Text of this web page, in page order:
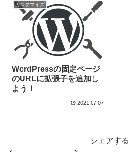
カスタマイズ
WordPressの固定ページ
のURLに拡張子を追加し
よう！
2021.07.07
シェアする